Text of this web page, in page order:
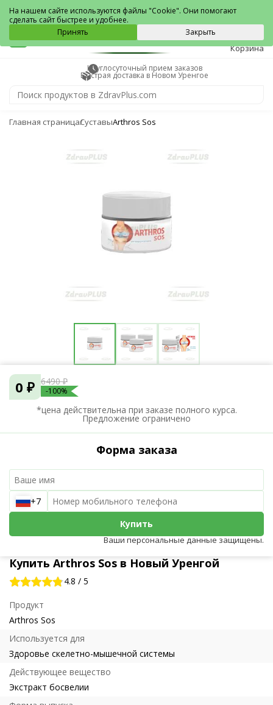
Новый Уренгой
0
Корзина
Круглосуточный прием заказов
Быстрая доставка в Новом Уренгое
Главная страницаСуставыArthros Sos
Купить Arthros Sos в Новый Уренгой
4.8 / 5
Продукт
Arthros Sos
Используется для
Здоровье скелетно-мышечной системы
Действующее вещество
Экстракт босвелии
0 ₽ 6490 ₽
-100%
*цена действительна при заказе полного курса.
Предложение ограничено
Форма заказа
+7
Купить
Ваши персональные данные защищены.
На нашем сайте используются файлы "Cookie". Они помогают
сделать сайт быстрее и удобнее.
Принять
Закрыть